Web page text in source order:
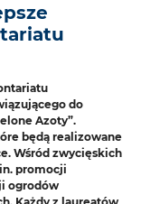
do
Azoty”.
będą realizowane
Wśród zwycięskich
promocji
ogrodów